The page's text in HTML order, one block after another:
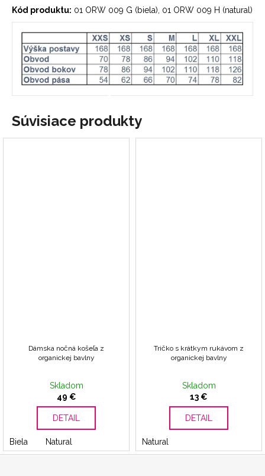
Kód produktu: 01 ORW 009 G (biela), 01 ORW 009 H (natural)
Súvisiace produkty
Dámska nočná košeľa z
organickej bavlny
Skladom
49 €
DETAIL
Biela Natural
Tričko s krátkym rukávom z
organickej bavlny
Skladom
13 €
DETAIL
Natural